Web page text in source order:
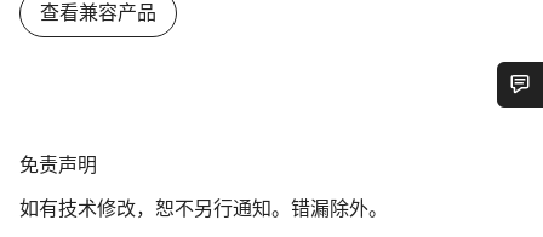
查看兼容产品
免
声
免责声明
如有技术修改，恕不另行通知。错漏除外。
我们的客户支持专家正在等待为您答疑解惑。